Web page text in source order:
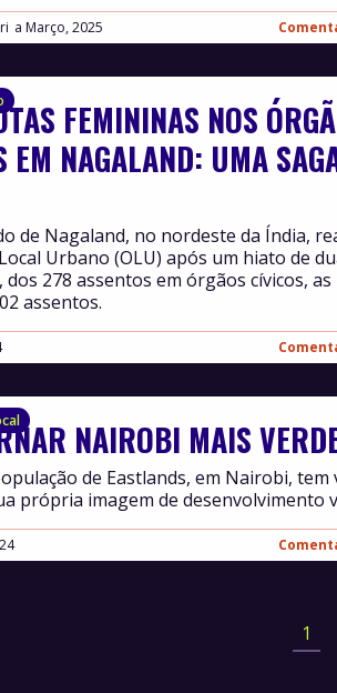
Março, 2025
FEMININAS NOS
EM NAGALAND: UMA
de Nagaland, no nordeste da Índia,
Urbano (OLU) após um hiato de
278 assentos em órgãos cívicos, as
assentos.
NAIROBI MAIS
de Eastlands, em Nairobi, tem
própria imagem de desenvolvimento
1